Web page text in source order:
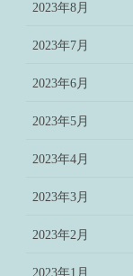
2023年8月
2023年7月
2023年6月
2023年5月
2023年4月
2023年3月
2023年2月
2023年1月